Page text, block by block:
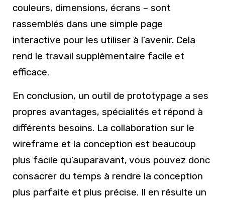
couleurs, dimensions, écrans – sont
rassemblés dans une simple page
interactive pour les utiliser à l’avenir. Cela
rend le travail supplémentaire facile et
efficace.
En conclusion, un outil de prototypage a ses
propres avantages, spécialités et répond à
différents besoins. La collaboration sur le
wireframe et la conception est beaucoup
plus facile qu’auparavant, vous pouvez donc
consacrer du temps à rendre la conception
plus parfaite et plus précise. Il en résulte un